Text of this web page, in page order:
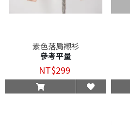
素色落肩襯衫
參考平量
NT$299